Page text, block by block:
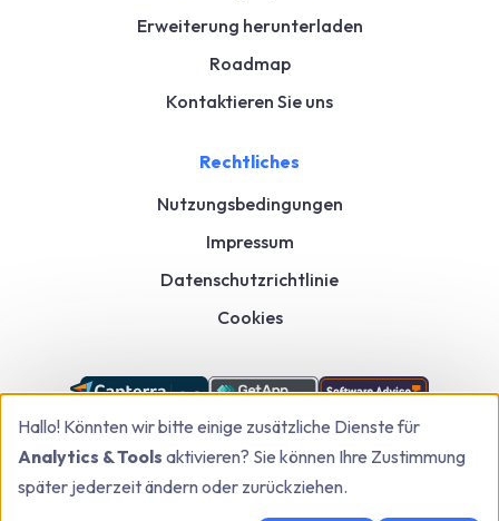
Erweiterung herunterladen
Roadmap
Kontaktieren Sie uns
Rechtliches
Nutzungsbedingungen
Impressum
Datenschutzrichtlinie
Cookies
Hallo! Könnten wir bitte einige zusätzliche Dienste für
Analytics & Tools aktivieren? Sie können Ihre Zustimmung
später jederzeit ändern oder zurückziehen.